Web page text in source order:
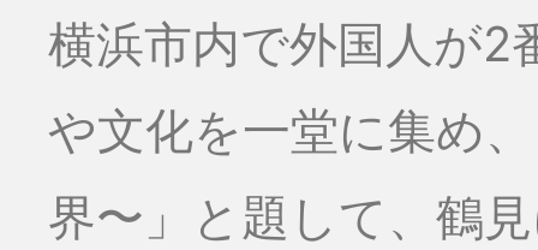
横浜市内で外国人が2
や文化を一堂に集め
界〜」と題して、鶴